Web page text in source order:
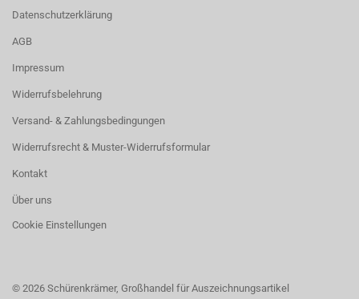
Datenschutzerklärung
AGB
Impressum
Widerrufsbelehrung
Versand- & Zahlungsbedingungen
Widerrufsrecht & Muster-Widerrufsformular
Kontakt
Über uns
Cookie Einstellungen
© 2026 Schürenkrämer, Großhandel für Auszeichnungsartikel